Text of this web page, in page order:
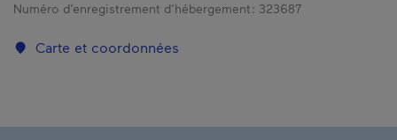
Numéro d’enregistrement d’hébergement : 323687
Carte et coordonnées